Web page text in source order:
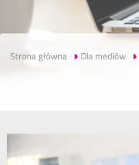
Strona główna Dla mediów